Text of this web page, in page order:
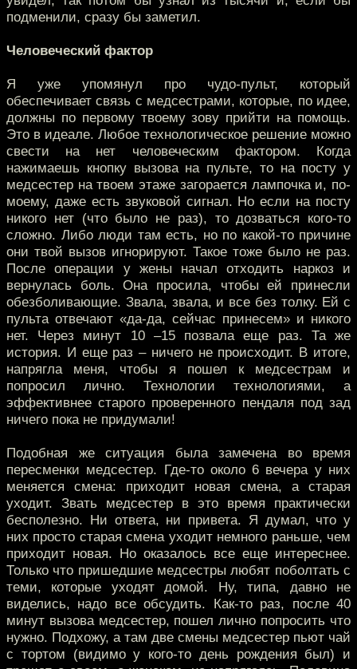
подменили, сразу бы заметил.
Человеческий фактор
Я уже упомянул про чудо-пульт, который
обеспечивает связь с медсестрами, которые, по идее,
должны по первому твоему зову прийти на помощь.
Это в идеале. Любое технологическое решение можно
свести на нет человеческим фактором. Когда
нажимаешь кнопку вызова на пульте, то на посту у
медсестер на твоем этаже загорается лампочка и, по-
моему, даже есть звуковой сигнал. Но если на посту
никого нет (что было не раз), то дозваться кого-то
сложно. Либо люди там есть, но по какой-то причине
они твой вызов игнорируют. Такое тоже было не раз.
После операции у жены начал отходить наркоз и
вернулась боль. Она просила, чтобы ей принесли
обезболивающие. Звала, звала, и все без толку. Ей с
пульта отвечают «да-да, сейчас принесем» и никого
нет. Через минут 10 –15 позвала еще раз. Та же
история. И еще раз – ничего не происходит. В итоге,
напрягла меня, чтобы я пошел к медсестрам и
попросил лично. Технологии технологиями, а
эффективнее старого проверенного пендаля под зад
ничего пока не придумали!
Подобная же ситуация была замечена во время
пересменки медсестер. Где-то около 6 вечера у них
меняется смена: приходит новая смена, а старая
уходит. Звать медсестер в это время практически
бесполезно. Ни ответа, ни привета. Я думал, что у
них просто старая смена уходит немного раньше, чем
приходит новая. Но оказалось все еще интереснее.
Только что пришедшие медсестры любят поболтать с
теми, которые уходят домой. Ну, типа, давно не
виделись, надо все обсудить. Как-то раз, после 40
минут вызова медсестер, пошел лично попросить что
нужно. Подхожу, а там две смены медсестер пьют чай
с тортом (видимо у кого-то день рождения был) и